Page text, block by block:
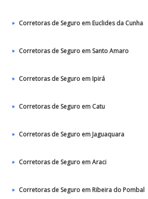
Corretoras de Seguro em Euclides da Cunha
Corretoras de Seguro em Santo Amaro
Corretoras de Seguro em Ipirá
Corretoras de Seguro em Catu
Corretoras de Seguro em Jaguaquara
Corretoras de Seguro em Araci
Corretoras de Seguro em Ribeira do Pombal